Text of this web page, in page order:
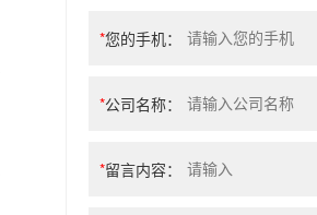
*您的手机：
*公司名称：
*留言内容：